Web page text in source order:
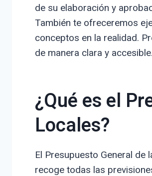
de su elaboración y
También te ofreceremos
conceptos en la realidad.
de manera clara y accesible.
¿Qué es el
Locales?
El Presupuesto General
recoge todas las